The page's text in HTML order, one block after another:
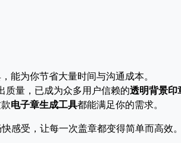
能为你节省大量时间与沟通成本。
质量，已成为众多用户信赖的透明背景印
电子章生成工具都能满足你的需求。
感受，让每一次盖章都变得简单而高效